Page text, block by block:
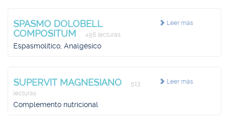
Leer más
SPASMO DOLOBELL
COMPOSITUM
456 lecturas
Espasmolítico, Analgésico
Leer más
SUPERVIT MAGNESIANO
513
lecturas
Complemento nutricional